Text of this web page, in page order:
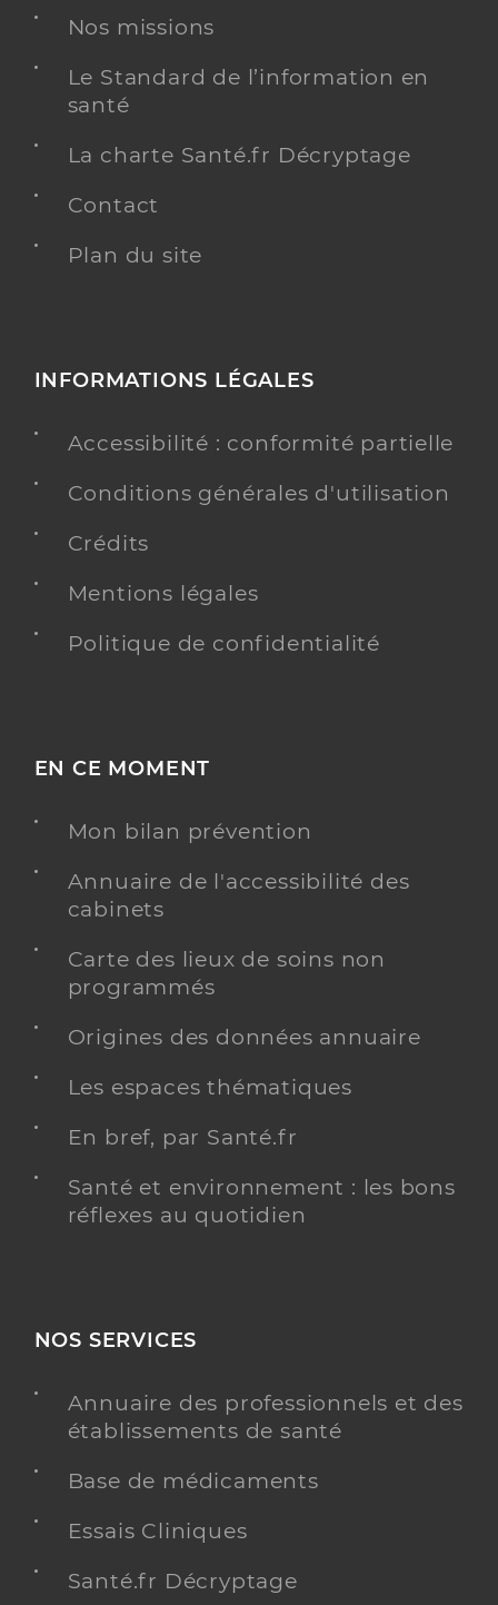
Nos missions
Le Standard de l’information en
santé
La charte Santé.fr Décryptage
Contact
Plan du site
INFORMATIONS LÉGALES
Accessibilité : conformité partielle
Conditions générales d'utilisation
Crédits
Mentions légales
Politique de confidentialité
EN CE MOMENT
Mon bilan prévention
Annuaire de l'accessibilité des
cabinets
Carte des lieux de soins non
programmés
Origines des données annuaire
Les espaces thématiques
En bref, par Santé.fr
Santé et environnement : les bons
réflexes au quotidien
NOS SERVICES
Annuaire des professionnels et des
établissements de santé
Base de médicaments
Essais Cliniques
Santé.fr Décryptage